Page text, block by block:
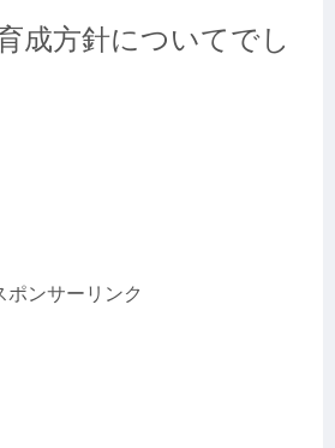
成方針についてでし
ポンサーリンク